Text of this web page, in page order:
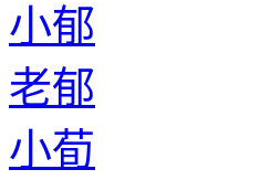
小郁
老郁
小荀